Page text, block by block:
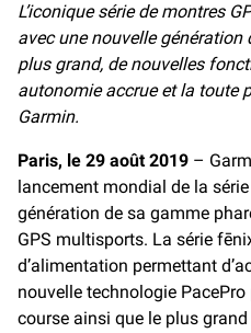
b
o
o
k
l
L
i
n
k
L’iconique série de montres
avec une nouvelle génération
plus grand, de nouvelles
autonomie accrue et la toute
Garmin.
Paris, le 29 août 2019 –
lancement mondial de la
génération de sa gamme
GPS multisports. La série
d’alimentation permettant
nouvelle technologie
course ainsi que le plus